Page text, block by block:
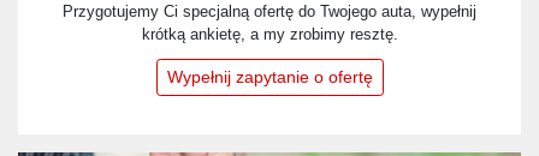
Przygotujemy Ci specjalną ofertę do Twojego auta, wypełnij
krótką ankietę, a my zrobimy resztę.
Wypełnij zapytanie o ofertę